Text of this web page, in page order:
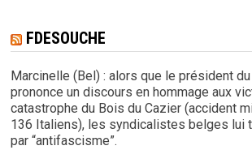
FDESOUCHE
Marcinelle (Bel) : alors que le président
prononce un discours en hommage aux
catastrophe du Bois du Cazier (accident
136 Italiens), les syndicalistes belges lui
par “antifascisme”.